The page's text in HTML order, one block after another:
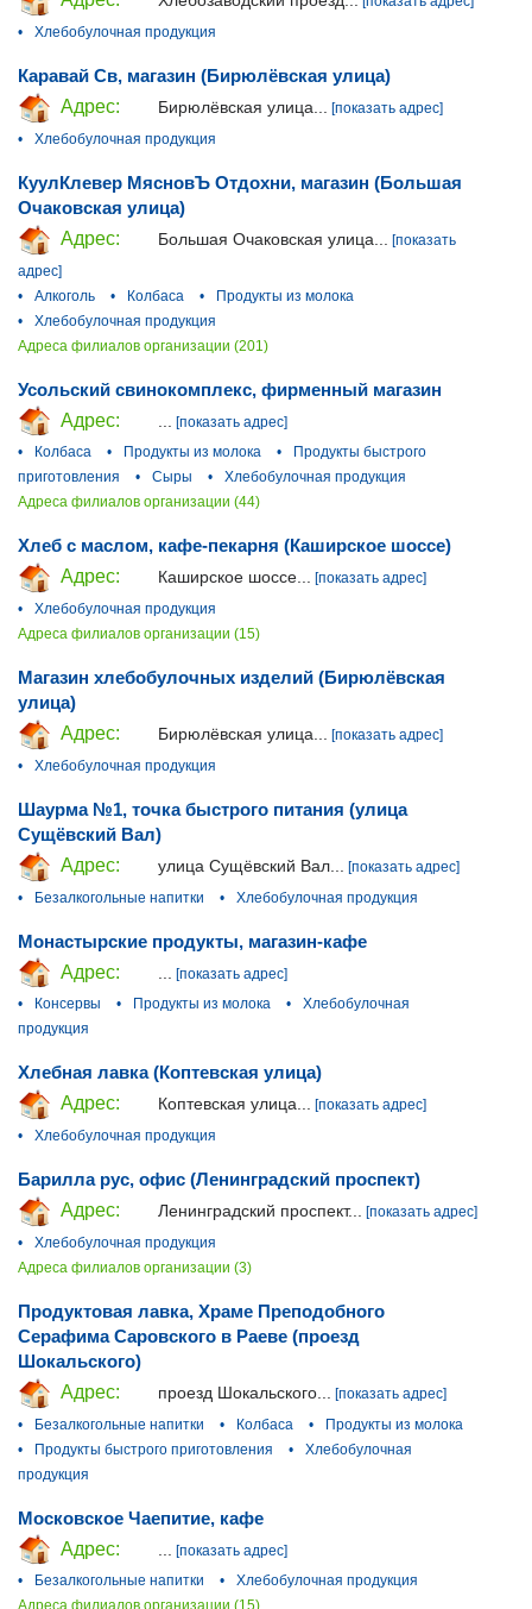
•
Хлебобулочная продукция
Каравай Св, магазин (Бирюлёвская улица)
Адрес:
Бирюлёвская улица...
[показать адрес]
•
Хлебобулочная продукция
КуулКлевер МясновЪ Отдохни, магазин (Большая
Очаковская улица)
Адрес:
Большая Очаковская улица...
[показать
адрес]
•
Алкоголь • Колбаса •
Продукты из молока
•
Хлебобулочная продукция
Адреса филиалов организации (201)
Усольский свинокомплекс, фирменный магазин
Адрес:
[показать адрес]
•
Колбаса • Продукты из молока •
Продукты быстрого
приготовления
• Сыры •
Хлебобулочная продукция
Адреса филиалов организации (44)
Хлеб с маслом, кафе-пекарня (Каширское шоссе)
Адрес:
Каширское шоссе... [показать адрес]
•
Хлебобулочная продукция
Адреса филиалов организации (15)
Магазин хлебобулочных изделий (Бирюлёвская
улица)
Адрес:
Бирюлёвская улица...
[показать адрес]
•
Хлебобулочная продукция
Шаурма №1, точка быстрого питания (улица
Сущёвский Вал)
Адрес:
улица Сущёвский Вал...
[показать адрес]
•
Безалкогольные напитки • Хлебобулочная продукция
Монастырские продукты, магазин-кафе
Адрес:
[показать адрес]
•
Консервы • Продукты из молока •
Хлебобулочная
продукция
Хлебная лавка (Коптевская улица)
Адрес:
Коптевская улица... [показать адрес]
•
Хлебобулочная продукция
Барилла рус, офис (Ленинградский проспект)
Адрес:
Ленинградский проспект...
[показать адрес]
•
Хлебобулочная продукция
Адреса филиалов организации (3)
Продуктовая лавка, Храме Преподобного
Серафима Саровского в Раеве (проезд
Шокальского)
Адрес:
проезд Шокальского...
[показать адрес]
•
Безалкогольные напитки • Колбаса •
Продукты из молока
•
Продукты быстрого приготовления •
Хлебобулочная
продукция
Московское Чаепитие, кафе
Адрес:
[показать адрес]
•
Безалкогольные напитки •
Хлебобулочная продукция